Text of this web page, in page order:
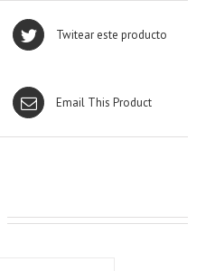
Twitear este producto
Email This Product